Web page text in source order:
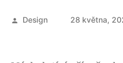
Autor
Design 28 května,